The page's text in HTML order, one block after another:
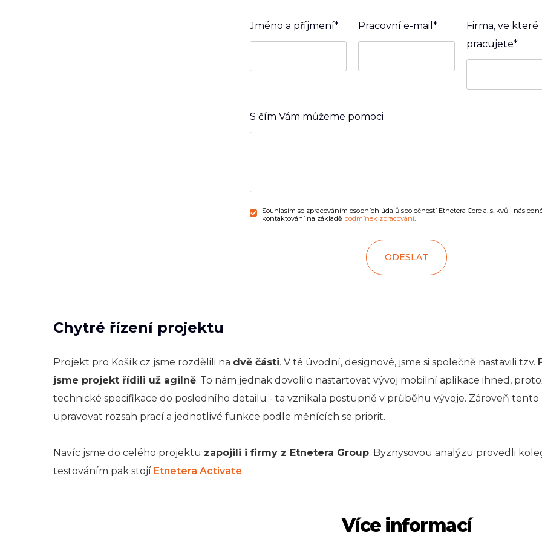
Jméno a příjmení* Pracovní e-mail*
Firma, ve které
pracujete*
S čím Vám můžeme pomoci
Souhlasím se zpracováním osobních údajů společností Etnetera Core a. s. kvůli
kontaktování na základě podmínek zpracování.
Chytré řízení projektu
Projekt pro Košík.cz jsme rozdělili na dvě části. V té úvodní, designové, jsme si společně nastavili tzv.
jsme projekt řídili už agilně. To nám jednak dovolilo nastartovat vývoj mobilní aplikace ihned,
technické specifikace do posledního detailu - ta vznikala postupně v průběhu vývoje. Zároveň
upravovat rozsah prací a jednotlivé funkce podle měnících se priorit.
Navíc jsme do celého projektu zapojili i firmy z Etnetera Group. Byznysovou analýzu provedli
testováním pak stojí Etnetera Activate.
Více informací